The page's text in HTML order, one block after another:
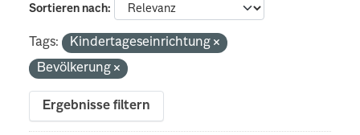
Sortieren nach
Tags:
Kindertageseinrichtung
Bevölkerung
Ergebnisse filtern